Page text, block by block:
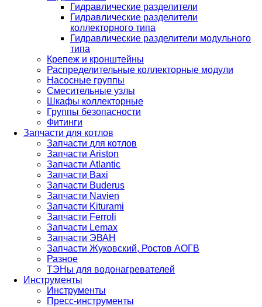
Гидравлические разделители
Гидравлические разделители
коллекторного типа
Гидравлические разделители модульного
типа
Крепеж и кронштейны
Распределительные коллекторные модули
Насосные группы
Смесительные узлы
Шкафы коллекторные
Группы безопасности
Фитинги
Запчасти для котлов
Запчасти для котлов
Запчасти Ariston
Запчасти Atlantic
Запчасти Baxi
Запчасти Buderus
Запчасти Navien
Запчасти Kiturami
Запчасти Ferroli
Запчасти Lemax
Запчасти ЭВАН
Запчасти Жуковский, Ростов АОГВ
Разное
ТЭНы для водонагревателей
Инструменты
Инструменты
Пресс-инструменты